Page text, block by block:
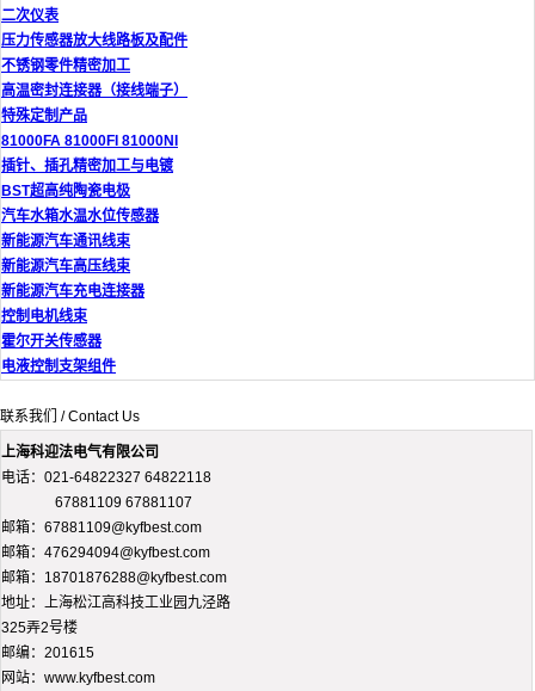
二次仪表
压力传感器放大线路板及配件
不锈钢零件精密加工
高温密封连接器（接线端子）
特殊定制产品
81000FA 81000FI 81000NI
插针、插孔精密加工与电镀
BST超高纯陶瓷电极
汽车水箱水温水位传感器
新能源汽车通讯线束
新能源汽车高压线束
新能源汽车充电连接器
控制电机线束
霍尔开关传感器
电液控制支架组件
联系我们 / Contact Us
上海科迎法电气有限公司
电话：021-64822327 64822118
67881109 67881107
邮箱：67881109@kyfbest.com
邮箱：476294094@kyfbest.com
邮箱：18701876288@kyfbest.com
地址：上海松江高科技工业园九泾路
325弄2号楼
邮编：201615
网站：www.kyfbest.com